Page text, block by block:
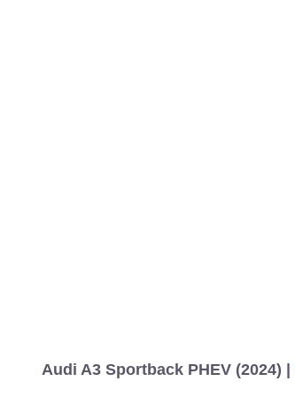
Audi A3 Sportback PHEV (2024) |